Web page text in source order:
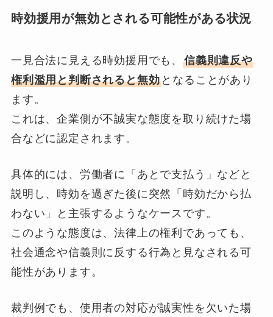
時効援用が無効とされる可能性がある状況
一見合法に見える時効援用でも、信義則違反や
権利濫用と判断されると無効 となることがあり
ます。
これは、企業側が不誠実な態度を取り続けた場
合などに認定されます。
具体的には、労働者に「あとで支払う」などと
説明し、時効を過ぎた後に突然「時効だから払
わない」と主張するようなケースです。
このような態度は、法律上の権利であっても、
社会通念や信義則に反する行為と見なされる可
能性があります。
裁判例でも、使用者の対応が誠実性を欠いた場